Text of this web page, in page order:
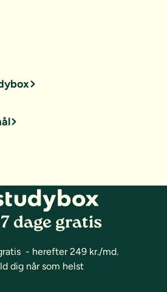
dage gratis
- herefter 249 kr./md.
dig når som helst